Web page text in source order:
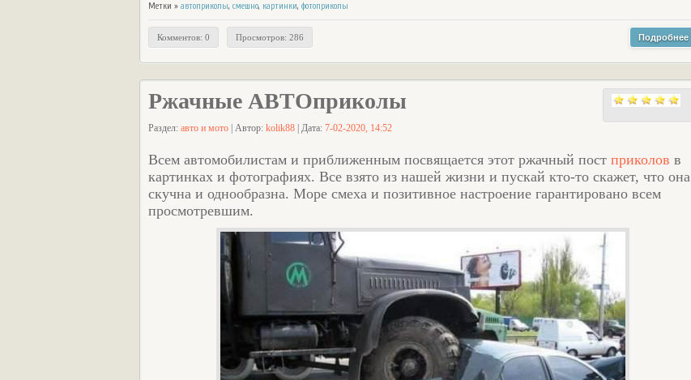
Метки » автоприколы, смешно, картинки, фотоприколы
Комментов: 0 Просмотров: 286 Подробнее
Ржачные АВТОприколы
Раздел: авто и мото | Автор: kolik88 | Дата: 7-02-2020, 14:52
Всем автомобилистам и приближенным посвящается этот ржачный пост приколов в
картинках и фотографиях. Все взято из нашей жизни и пускай кто-то скажет, что она
скучна и однообразна. Море смеха и позитивное настроение гарантировано всем
просмотревшим.